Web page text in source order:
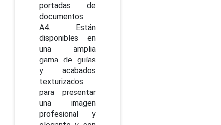
portadas de
documentos
A4. Están
disponibles en
una amplia
gama de guías
y acabados
texturizados
para presentar
una imagen
profesional y